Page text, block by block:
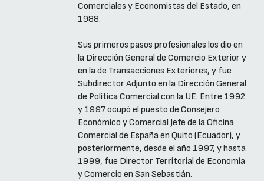
Comerciales y Economistas del Estado, en
1988.
Sus primeros pasos profesionales los dio en
la Dirección General de Comercio Exterior y
en la de Transacciones Exteriores, y fue
Subdirector Adjunto en la Dirección General
de Política Comercial con la UE. Entre 1992
y 1997 ocupó el puesto de Consejero
Económico y Comercial Jefe de la Oficina
Comercial de España en Quito (Ecuador), y
posteriormente, desde el año 1997, y hasta
1999, fue Director Territorial de Economía
y Comercio en San Sebastián.